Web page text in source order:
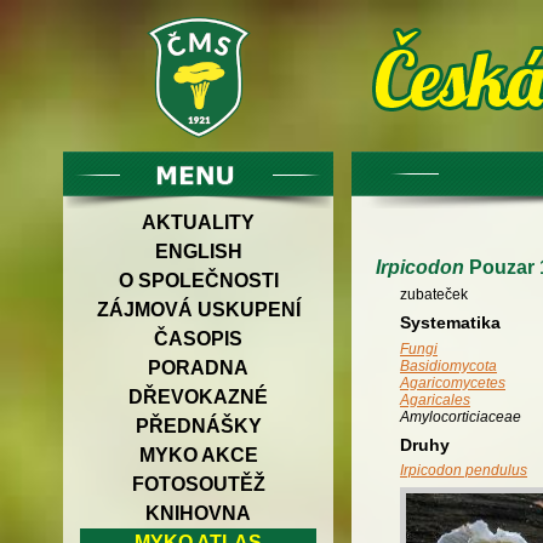
AKTUALITY
ENGLISH
O SPOLEČNOSTI
ZÁJMOVÁ USKUPENÍ
ČASOPIS
PORADNA
DŘEVOKAZNÉ
PŘEDNÁŠKY
MYKO AKCE
FOTOSOUTĚŽ
KNIHOVNA
Irpicodon Pouzar
zubateček
Systematika
Fungi
Basidiomycota
Agaricomycetes
Agaricales
Amylocorticiaceae
Druhy
Irpicodon pendulus